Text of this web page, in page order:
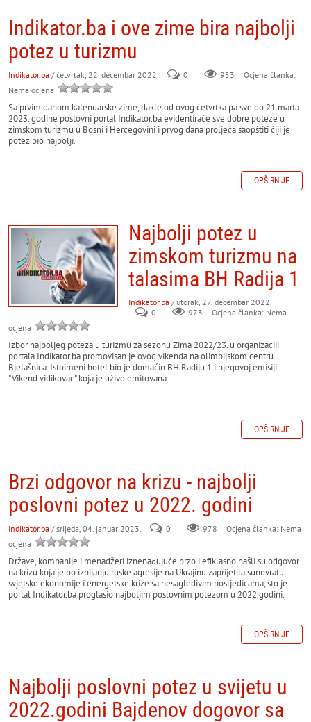
Indikator.ba i ove zime bira najbolji
potez u turizmu
Indikator.ba / četvrtak, 22. decembar 2022. 0 953
Ocjena članka:
Nema ocjena
Sa prvim danom kalendarske zime, dakle od ovog četvrtka pa sve do 21.marta
2023. godine poslovni portal Indikator.ba evidentiraće sve dobre poteze u
zimskom turizmu u Bosni i Hercegovini i prvog dana proljeća saopštiti čiji je
potez bio najbolji.
OPŠIRNIJE
Najbolji potez u
zimskom turizmu na
talasima BH Radija 1
Indikator.ba / utorak, 27. decembar 2022.
0
973
Ocjena članka: Nema
ocjena
Izbor najboljeg poteza u turizmu za sezonu Zima 2022/23. u organizaciji
portala Indikator.ba promovisan je ovog vikenda na olimpijskom centru
Bjelašnica. Istoimeni hotel bio je domaćin BH Radiju 1 i njegovoj emisiji
"Vikend vidikovac" koja je uživo emitovana.
OPŠIRNIJE
Brzi odgovor na krizu - najbolji
poslovni potez u 2022. godini
Indikator.ba / srijeda, 04. januar 2023. 0 978
Ocjena članka: Nema
ocjena
Države, kompanije i menadžeri iznenađujuće brzo i efiklasno našli su odgovor
na krizu koja je po izbijanju ruske agresije na Ukrajinu zaprijetila sunovratu
svjetske ekonomije i energetske krize sa nesagledivim posljedicama, što je
portal Indikator.ba proglasio najboljim poslovnim potezom u 2022.godini.
OPŠIRNIJE
Najbolji poslovni potez u svijetu u
2022.godini Bajdenov dogovor sa